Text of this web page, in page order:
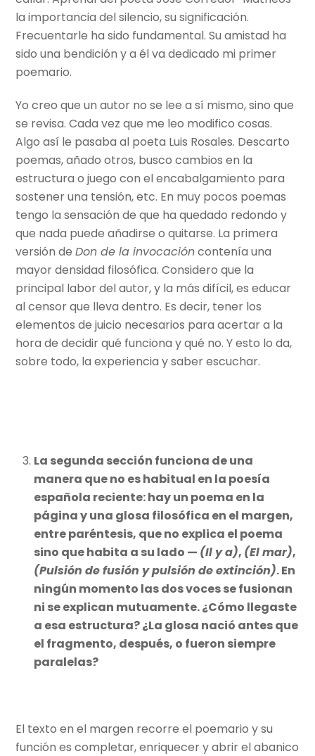
la importancia del silencio, su significación.
Frecuentarle ha sido fundamental. Su amistad ha
sido una bendición y a él va dedicado mi primer
poemario.
Yo creo que un autor no se lee a sí mismo, sino que
se revisa. Cada vez que me leo modifico cosas.
Algo así le pasaba al poeta Luis Rosales. Descarto
poemas, añado otros, busco cambios en la
estructura o juego con el encabalgamiento para
sostener una tensión, etc. En muy pocos poemas
tengo la sensación de que ha quedado redondo y
que nada puede añadirse o quitarse. La primera
versión deDon de la invocacióncontenía una
mayor densidad filosófica. Considero que la
principal labor del autor, y la más difícil, es educar
al censor que lleva dentro. Es decir, tener los
elementos de juicio necesarios para acertar a la
hora de decidir qué funciona y qué no. Y esto lo da,
sobre todo, la experiencia y saber escuchar.
La segunda sección funciona de una
manera que no es habitual en la poesía
española reciente: hay un poema en la
página y una glosa filosófica en el margen,
entre paréntesis, que no explica el poema
sino que habita a su lado — (Il y a), (El mar),
(Pulsión de fusión y pulsión de extinción). En
ningún momento las dos voces se fusionan
ni se explican mutuamente. ¿Cómo llegaste
a esa estructura? ¿La glosa nació antes que
el fragmento, después, o fueron siempre
paralelas?
El texto en el margen recorre el poemario y su
función es completar, enriquecer y abrir el abanico